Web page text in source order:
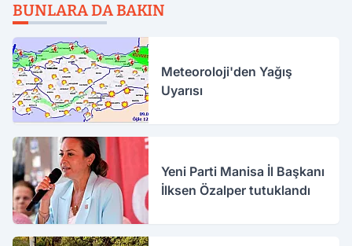
BUNLARA DA BAKIN
Meteoroloji'den Yağış
Uyarısı
Yeni Parti Manisa İl Başkanı
İlksen Özalper tutuklandı